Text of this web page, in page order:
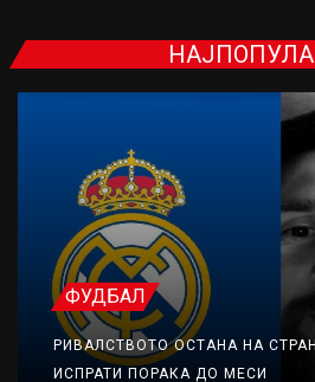
ФУДБАЛ
РИВАЛСТВОТО ОСТАНА НА
ИСПРАТИ ПОРАКА ДО МЕСИ